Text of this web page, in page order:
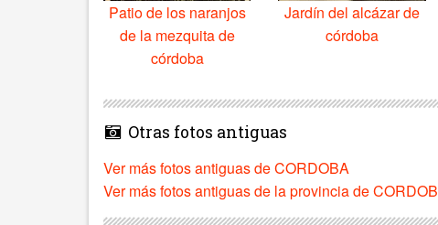
Patio de los naranjos
de la mezquita de
córdoba
Jardín del alcázar de
córdoba
Otras fotos antiguas
Ver más fotos antiguas de CORDOBA
Ver más fotos antiguas de la provincia de